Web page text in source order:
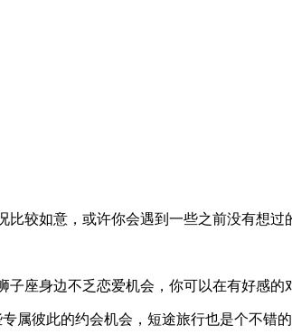
较如意，或许你会遇到一些之前没有想
座身边不乏恋爱机会，你可以在有好感的
属彼此的约会机会，短途旅行也是个不错的